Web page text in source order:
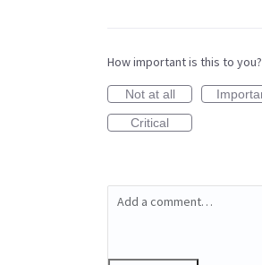
How important is this to you?
Not at all
Critical
Add a comment…